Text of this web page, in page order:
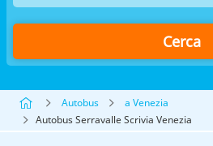
Cerca
Autobus
a Venezia
Autobus Serravalle Scrivia Venezia